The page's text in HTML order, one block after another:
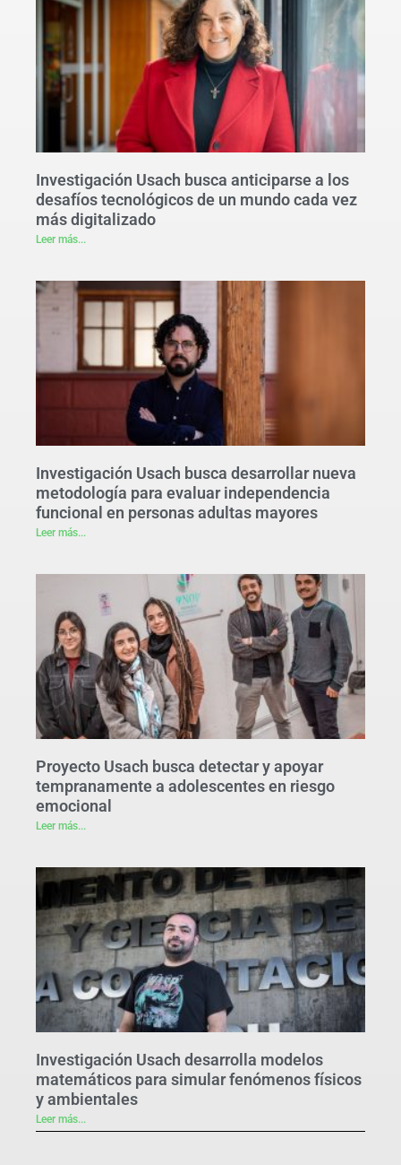
Investigación Usach busca anticiparse a los
desafíos tecnológicos de un mundo cada vez
más digitalizado
Leer más...
Investigación Usach busca desarrollar nueva
metodología para evaluar independencia
funcional en personas adultas mayores
Leer más...
Proyecto Usach busca detectar y apoyar
tempranamente a adolescentes en riesgo
emocional
Leer más...
Investigación Usach desarrolla modelos
matemáticos para simular fenómenos físicos
y ambientales
Leer más...